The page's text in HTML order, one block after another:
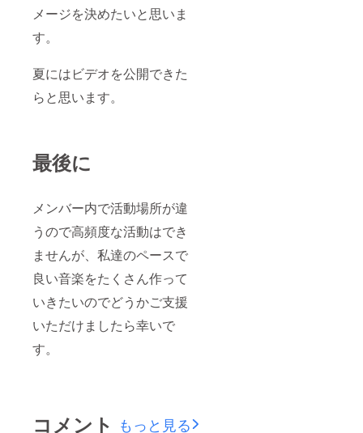
メージを決めたいと思いま
す。
夏にはビデオを公開できた
らと思います。
最後に
メンバー内で活動場所が違
うので高頻度な活動はでき
ませんが、私達のペースで
良い音楽をたくさん作って
いきたいのでどうかご支援
いただけましたら幸いで
す。
コメント もっと見る